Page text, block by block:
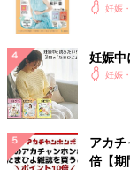
妊娠
妊娠中
妊娠
アカ
倍【期